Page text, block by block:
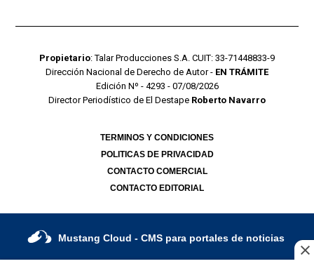
Propietario: Talar Producciones S.A. CUIT: 33-71448833-9
Dirección Nacional de Derecho de Autor - EN TRÁMITE
Edición Nº - 4293 - 07/08/2026
Director Periodístico de El Destape Roberto Navarro
TERMINOS Y CONDICIONES
POLITICAS DE PRIVACIDAD
CONTACTO COMERCIAL
CONTACTO EDITORIAL
Mustang Cloud - CMS para portales de noticias